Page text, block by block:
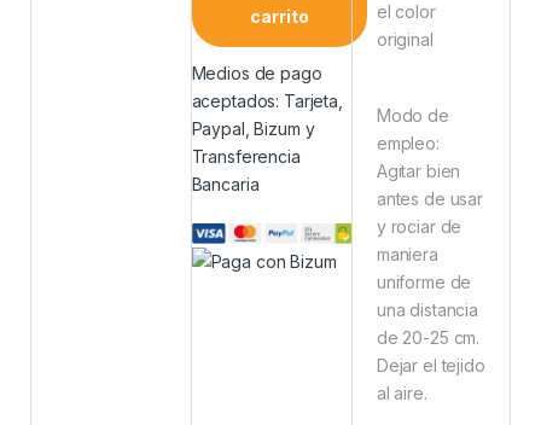
carrito
Medios de pago
aceptados: Tarjeta,
Paypal, Bizum y
Transferencia
Bancaria
el color
original
Modo de
empleo:
Agitar bien
antes de usar
y rociar de
maniera
uniforme de
una distancia
de 20-25 cm.
Dejar el tejido
al aire.